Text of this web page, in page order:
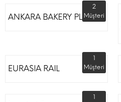
ANKARA BAKERY PLUS
2
Müşteri
EURASIA RAIL
1
Müşteri
1